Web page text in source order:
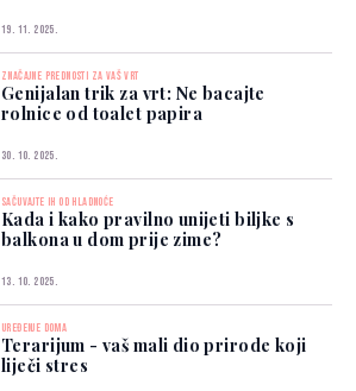
19. 11. 2025.
ZNAČAJNE PREDNOSTI ZA VAŠ VRT
Genijalan trik za vrt: Ne bacajte
rolnice od toalet papira
30. 10. 2025.
SAČUVAJTE IH OD HLADNOĆE
Kada i kako pravilno unijeti biljke s
balkona u dom prije zime?
13. 10. 2025.
UREĐENJE DOMA
Terarijum - vaš mali dio prirode koji
liječi stres